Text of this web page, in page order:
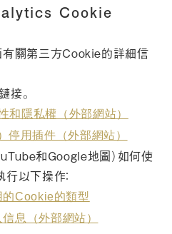
Cookie
有關第三方Cookie的詳細信
接。
隱私權（外部網站）
用插件（外部網站）
和Google地圖）如何使
以下操作：
Cookie的類型
息（外部網站）